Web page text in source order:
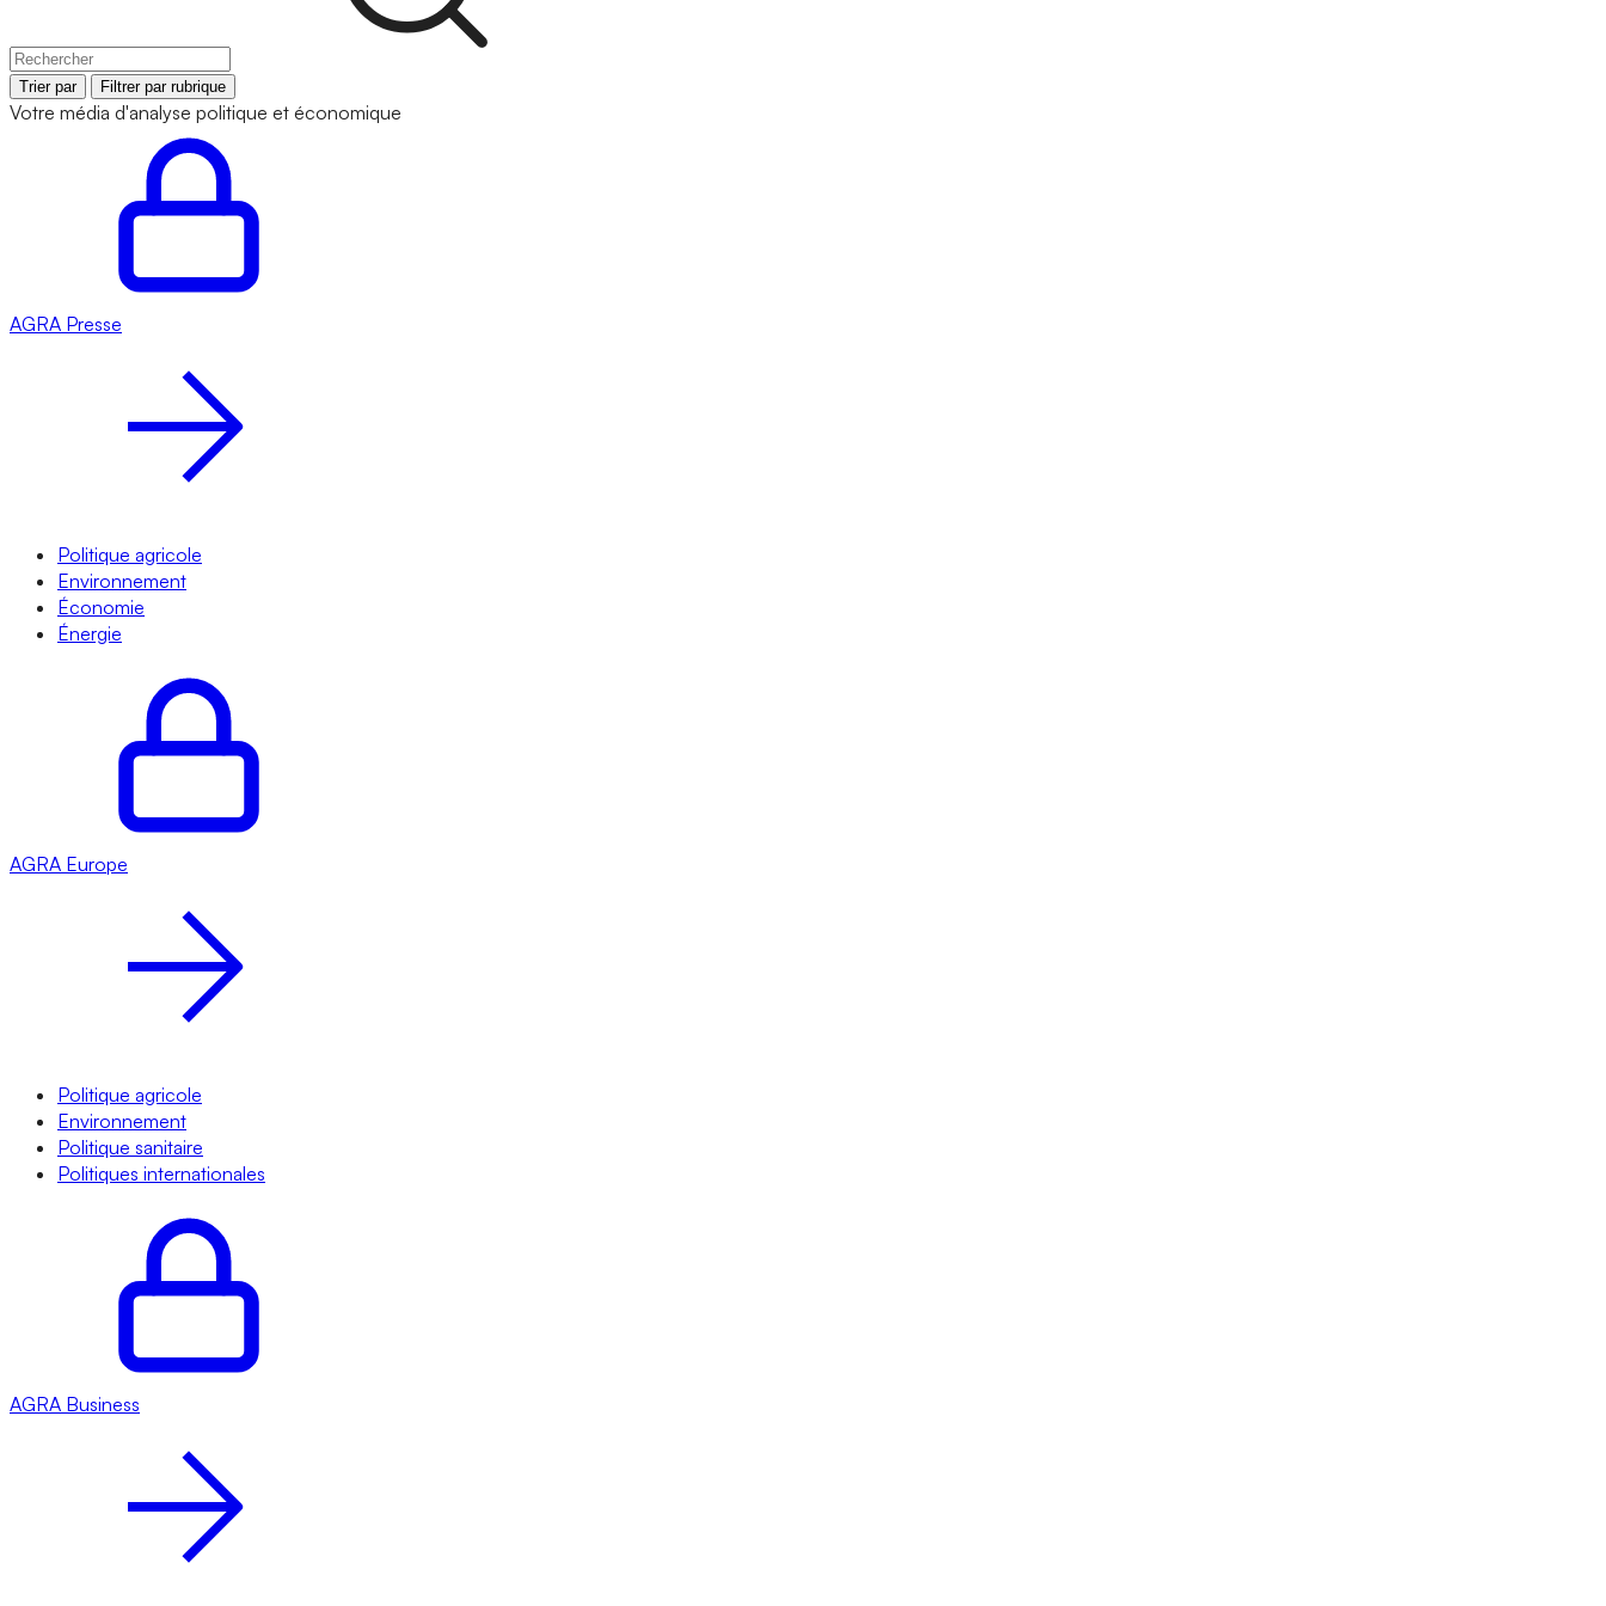
Trier par Filtrer par rubrique
Votre média d'analyse politique et économique
AGRA Presse
Politique agricole
Environnement
Économie
Énergie
AGRA Europe
Politique agricole
Environnement
Politique sanitaire
Politiques internationales
AGRA Business